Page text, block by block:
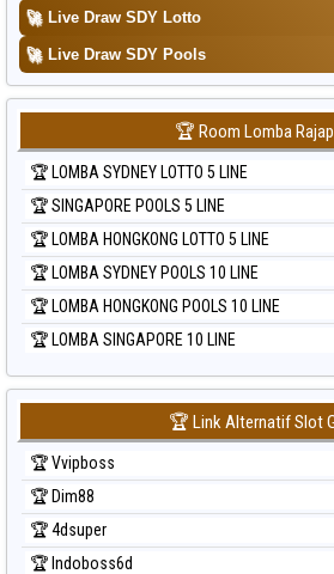
🚀 Live Draw SDY Lotto
🚀 Live Draw SDY Pools
🏆 Room Lomba
🏆 LOMBA SYDNEY LOTTO 5 LINE
🏆 SINGAPORE POOLS 5 LINE
🏆 LOMBA HONGKONG LOTTO 5 LINE
🏆 LOMBA SYDNEY POOLS 10 LINE
🏆 LOMBA HONGKONG POOLS 10 LINE
🏆 LOMBA SINGAPORE 10 LINE
🏆 Link Alternatif Slot
🏆 Vvipboss
🏆 Dim88
🏆 4dsuper
🏆 Indoboss6d